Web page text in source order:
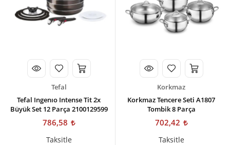
Tefal
Tefal Ingenıo Intense Tit 2x
Büyük Set 12 Parça 2100129599
786,58
Taksitle
Korkmaz
Korkmaz Tencere Seti A1807
Tombik 8 Parça
702,42
Taksitle